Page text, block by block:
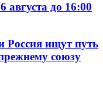
августа до 16:00
Россия ищут путь
союзу